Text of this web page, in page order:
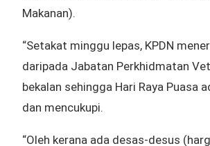
Makanan).
“Setakat minggu lepas, KPDN
daripada Jabatan Perkhidmatan
bekalan sehingga Hari Raya Puasa
dan mencukupi.
“Oleh kerana ada desas-desus